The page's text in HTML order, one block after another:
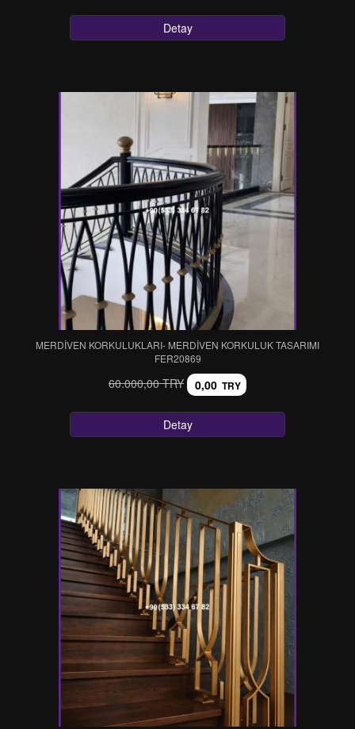
Detay
MERDİVEN KORKULUKLARI- MERDİVEN KORKULUK TASARIMI
FER20869
60.000,00 TRY 0,00 TRY
Detay